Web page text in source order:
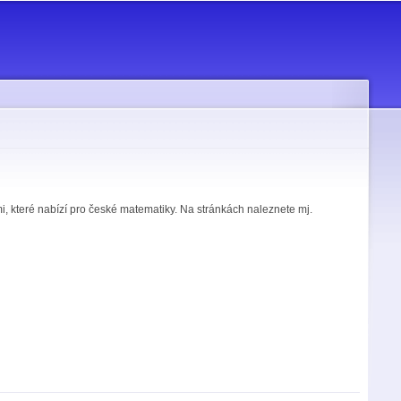
které nabízí pro české matematiky. Na stránkách naleznete mj.